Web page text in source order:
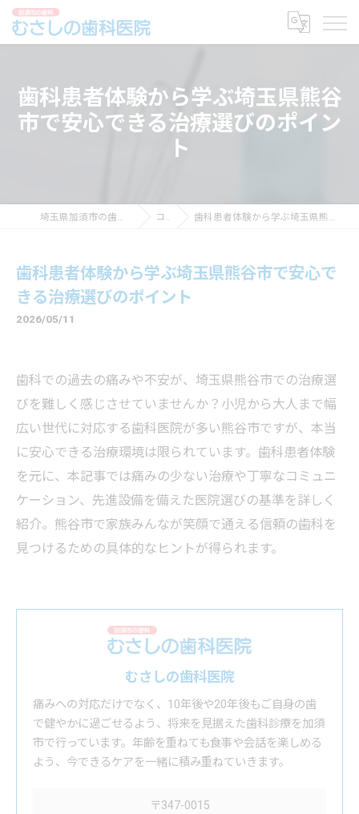
歯科患者体験から学ぶ埼玉県熊谷
市で安心できる治療選びのポイン
ト
埼玉県加須市の歯科ならむさしの歯科医院 コラム 歯科患者体験から学ぶ埼玉県熊谷市で安心できる治療選びのポイント
歯科患者体験から学ぶ埼玉県熊谷市で安心で
きる治療選びのポイント
2026/05/11
歯科での過去の痛みや不安が、埼玉県熊谷市での治療選
びを難しく感じさせていませんか？小児から大人まで幅
広い世代に対応する歯科医院が多い熊谷市ですが、本当
に安心できる治療環境は限られています。歯科患者体験
を元に、本記事では痛みの少ない治療や丁寧なコミュニ
ケーション、先進設備を備えた医院選びの基準を詳しく
紹介。熊谷市で家族みんなが笑顔で通える信頼の歯科を
見つけるための具体的なヒントが得られます。
むさしの歯科医院
痛みへの対応だけでなく、10年後や20年後もご自身の歯
で健やかに過ごせるよう、将来を見据えた歯科診療を加須
市で行っています。年齢を重ねても食事や会話を楽しめる
よう、今できるケアを一緒に積み重ねていきます。
〒347-0015